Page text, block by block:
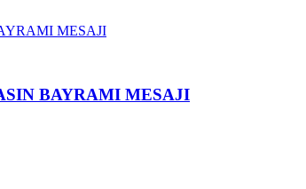
BAYRAMI MESAJI